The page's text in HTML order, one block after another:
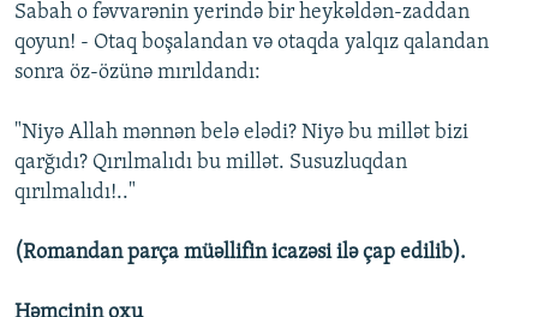
Sabah o fəvvarənin yerində bir heykəldən-zaddan
qoyun! - Otaq boşalandan və otaqda yalqız qalandan
sonra öz-özünə mırıldandı:
"Niyə Allah mənnən belə elədi? Niyə bu millət bizi
qarğıdı? Qırılmalıdı bu millət. Susuzluqdan
qırılmalıdı!.."
(Romandan parça müəllifin icazəsi ilə çap edilib).